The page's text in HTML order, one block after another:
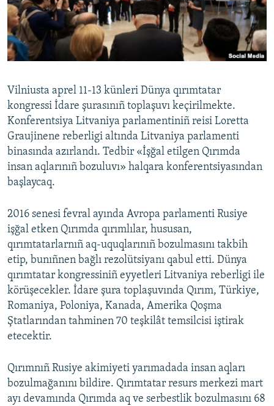
Vilniusta aprel 11-13 künleri Dünya qırımtatar
kongressi İdare şurasınıñ toplaşuvı keçirilmekte.
Konferentsiya Litvaniya parlamentiniñ reisi Loretta
Graujinene reberligi altında Litvaniya parlamenti
binasında azırlandı. Tedbir «İşğal etilgen Qırımda
insan aqlarınıñ bozuluvı» halqara konferentsiyasından
başlaycaq.
2016 senesi fevral ayında Avropa parlamenti Rusiye
işğal etken Qırımda qırımlılar, hususan,
qırımtatarlarnıñ aq-uquqlarınıñ bozulmasını takbih
etip, bunıñnen bağlı rezolütsiyanı qabul etti. Dünya
qırımtatar kongressiniñ eyyetleri Litvaniya reberligi ile
körüşecekler. İdare şura toplaşuvında Qırım, Türkiye,
Romaniya, Poloniya, Kanada, Amerika Qoşma
Ştatlarından tahminen 70 teşkilât temsilcisi iştirak
etecektir.
Qırımnıñ Rusiye akimiyeti yarımadada insan aqları
bozulmağanını bildire. Qırımtatar resurs merkezi mart
ayı devamında Qırımda aq ve serbestlik bozulmasını 68